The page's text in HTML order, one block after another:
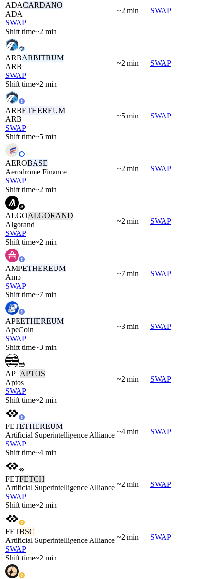
ADACARDANO
ADA
SWAP
Shift time~2 min
~2 min SWAP
ARBARBITRUM
ARB
SWAP
Shift time~2 min
~2 min SWAP
ARBETHEREUM
ARB
SWAP
Shift time~5 min
~5 min SWAP
AEROBASE
Aerodrome Finance
SWAP
Shift time~2 min
~2 min SWAP
ALGOALGORAND
Algorand
SWAP
Shift time~2 min
~2 min SWAP
AMPETHEREUM
Amp
SWAP
Shift time~7 min
~7 min SWAP
APEETHEREUM
ApeCoin
SWAP
Shift time~3 min
~3 min SWAP
APTAPTOS
Aptos
SWAP
Shift time~2 min
~2 min SWAP
FETETHEREUM
Artificial Superintelligence Alliance
SWAP
Shift time~4 min
~4 min SWAP
FETFETCH
Artificial Superintelligence Alliance
SWAP
Shift time~2 min
~2 min SWAP
FETBSC
Artificial Superintelligence Alliance
SWAP
Shift time~2 min
~2 min SWAP